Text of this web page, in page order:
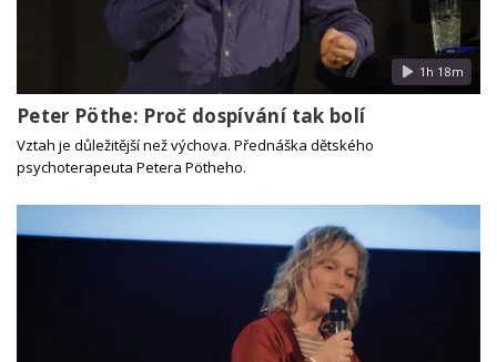
1h 18m
Peter Pöthe: Proč dospívání tak bolí
Vztah je důležitější než výchova. Přednáška dětského
psychoterapeuta Petera Pötheho.